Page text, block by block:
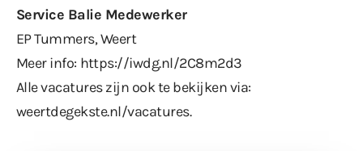
Service Balie Medewerker
EP Tummers, Weert
Meer info: https://iwdg.nl/2C8m2d3
Alle vacatures zijn ook te bekijken via:
weertdegekste.nl/vacatures.